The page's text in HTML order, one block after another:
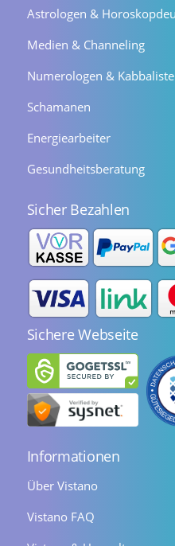
Astrologen &
Medien & Channeling
Numerologen &
Schamanen
Energiearbeiter
Gesundheitsberatung
Sicher Bezahlen
Sichere Webseite
Informationen
Über Vistano
Vistano FAQ